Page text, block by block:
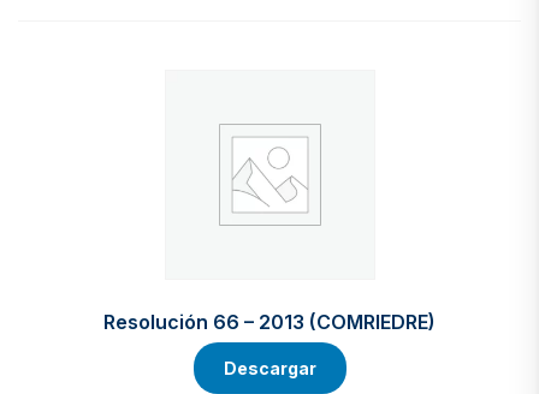
Resolución 66 – 2013 (COMRIEDRE)
Descargar